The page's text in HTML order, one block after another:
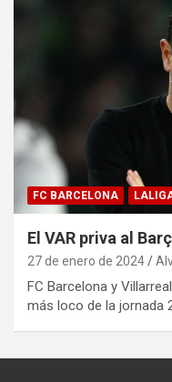
FC BARCELONA
El VAR priva al
27 de enero de 2024
FC Barcelona y
más loco de la jornada